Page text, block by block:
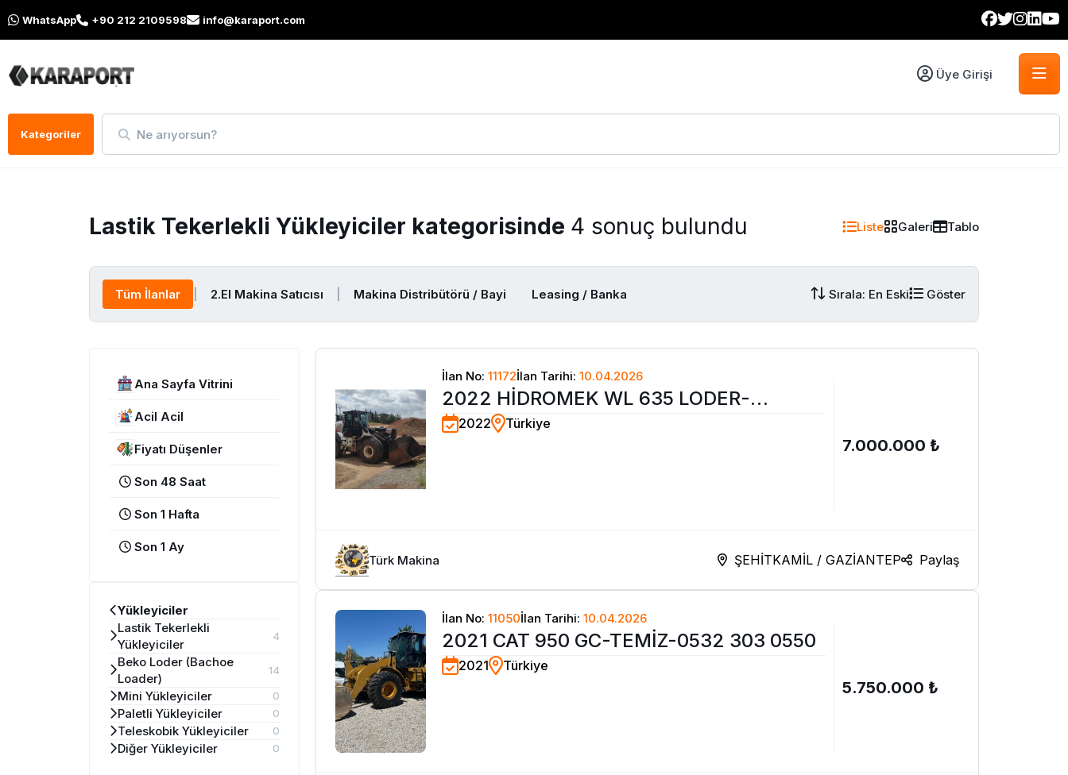
WhatsApp +90 212 2109598 info@karaport.com
Üye Girişi
Kategoriler Ne arıyorsun?
Lastik Tekerlekli Yükleyiciler kategorisinde 4 sonuç bulundu Liste Galeri Tablo
Tüm İlanlar 2.El Makina Satıcısı Makina Distribütörü / Bayi Leasing / Banka Sırala: En Eski Göster
Ana Sayfa Vitrini
Acil Acil
Fiyatı Düşenler
Son 48 Saat
Son 1 Hafta
Son 1 Ay
Yükleyiciler
Lastik Tekerlekli
Yükleyiciler
4
Beko Loder (Bachoe
Loader)
14
Mini Yükleyiciler 0
Paletli Yükleyiciler 0
Teleskobik Yükleyiciler 0
Diğer Yükleyiciler 0
İlan No:11172İlan Tarihi:10.04.2026
2022 HİDROMEK WL 635 LODER-
YENİ-0532 303 0550
2022 Türkiye
7.000.000 ₺
Türk Makina ŞEHİTKAMİL / GAZİANTEP Paylaş
İlan No:11050İlan Tarihi:10.04.2026
2021 CAT 950 GC-TEMİZ-0532 303 0550
2021 Türkiye
5.750.000 ₺